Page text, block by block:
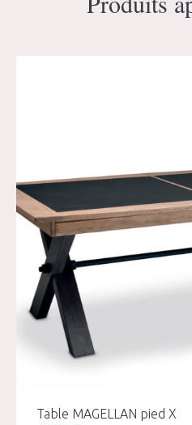
Table MAGELLAN pied X